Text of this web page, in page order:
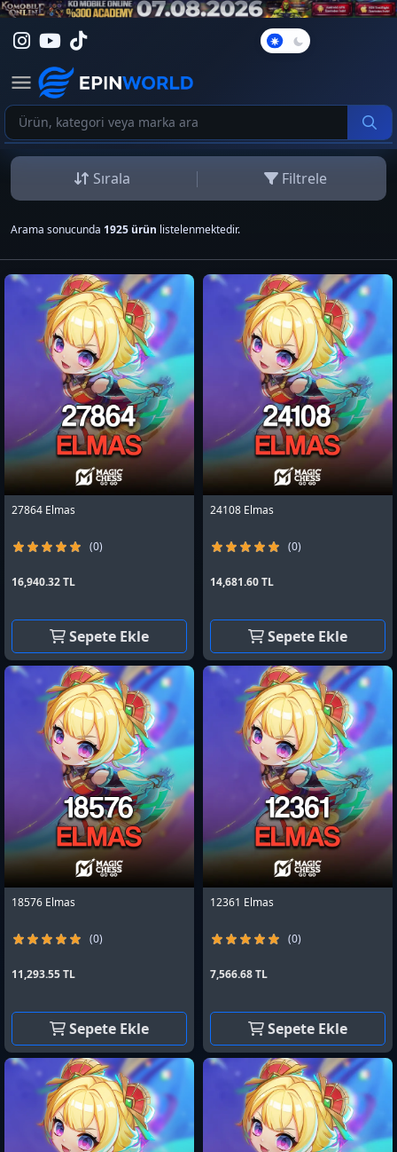
Sırala Filtrele
Arama sonucunda 1925 ürün listelenmektedir.
27864 Elmas
(0)
16,940.32 TL
Sepete Ekle
24108 Elmas
(0)
14,681.60 TL
Sepete Ekle
18576 Elmas
(0)
11,293.55 TL
Sepete Ekle
12361 Elmas
(0)
7,566.68 TL
Sepete Ekle